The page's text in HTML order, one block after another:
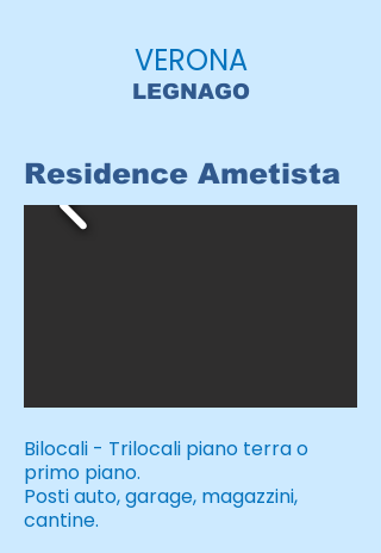
VERONA
LEGNAGO
Residence Ametista
Bilocali - Trilocali piano terra o
primo piano.
Posti auto, garage, magazzini,
cantine.